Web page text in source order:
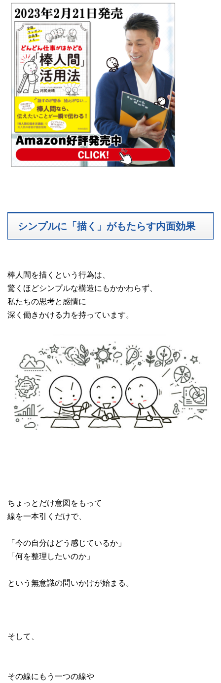
シンプルに「描く」がもたらす内面効果
棒人間を描くという行為は、
驚くほどシンプルな構造にもかかわらず、
私たちの思考と感情に
深く働きかける力を持っています。
ちょっとだけ意図をもって
線を一本引くだけで、
「今の自分はどう感じているか」
「何を整理したいのか」
という無意識の問いかけが始まる。
そして、
その線にもう一つの線や